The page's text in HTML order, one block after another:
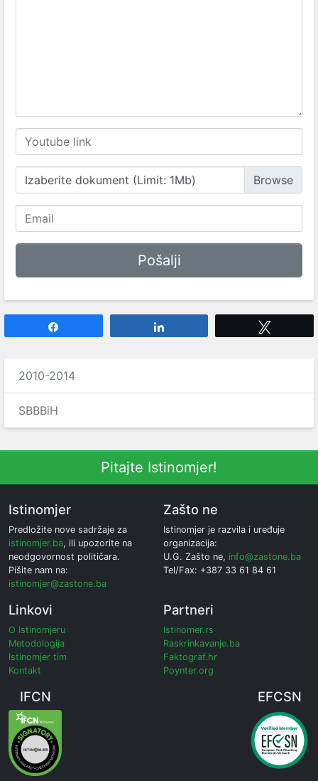
Izaberite dokument (Limit: 1Mb)
2010-2014
SBBBiH
Pitajte Istinomjer!
Istinomjer
Predložite nove sadržaje za
istinomjer.ba, ili upozorite na
neodgovornost političara.
Pišite nam na:
istinomjer@zastone.ba
Zašto ne
Istinomjer je razvila i uređuje
organizacija:
U.G. Zašto ne, info@zastone.ba
Tel/Fax: +387 33 61 84 61
Linkovi
O Istinomjeru
Metodologija
Istinomjer tim
Kontakt
Partneri
Istinomer.rs
Raskrinkavanje.ba
Faktograf.hr
Poynter.org
IFCN EFCSN